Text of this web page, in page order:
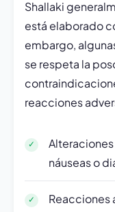
Shallaki
está elaborado
embargo,
se respeta la
reacciones
náuseas o
Reacciones